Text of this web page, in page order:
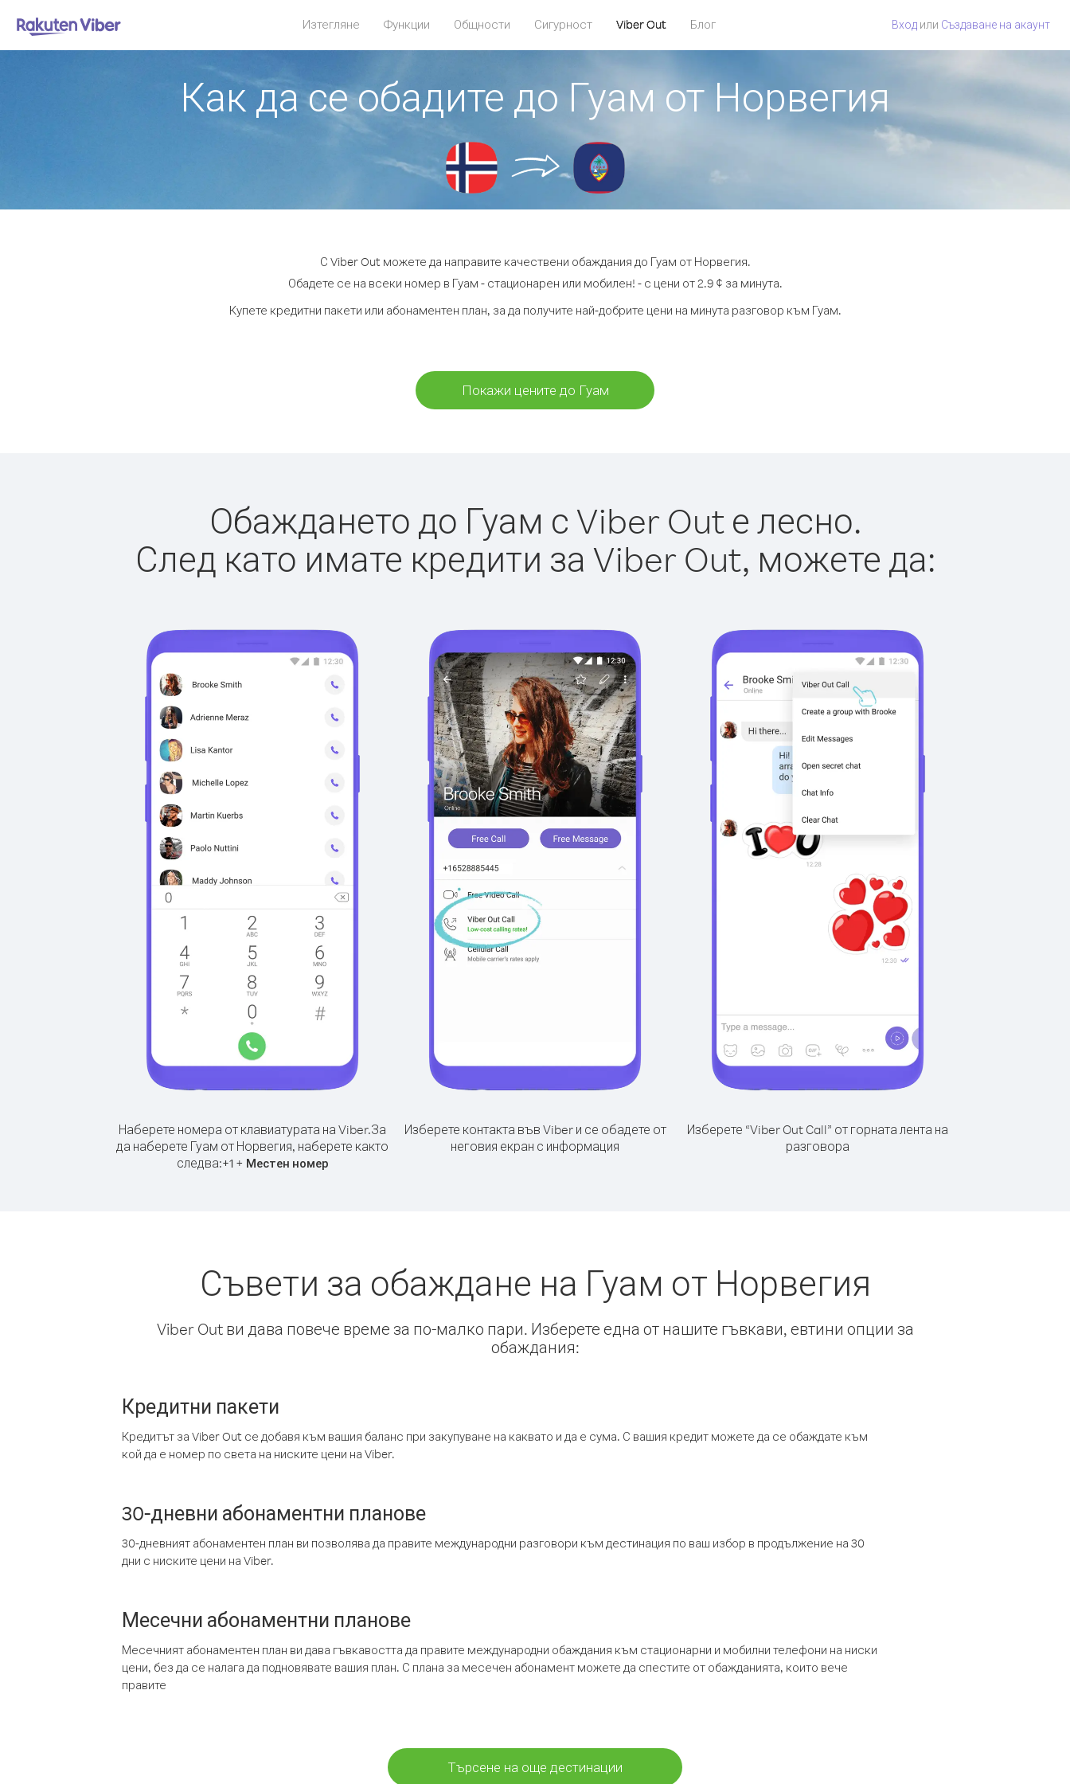
Изтегляне Функции Общности Сигурност Viber Out Блог Вход или Създаване на акаунт
Как да се обадите до Гуам от Норвегия
С Viber Out можете да направите качествени обаждания до Гуам от Норвегия.
Обадете се на всеки номер в Гуам - стационарен или мобилен! - с цени от 2.9 ¢ за минута.
Купете кредитни пакети или абонаментен план, за да получите най-добрите цени на минута разговор към Гуам.
Покажи цените до Гуам
Обаждането до Гуам с Viber Out е лесно.
След като имате кредити за Viber Out, можете да:
Наберете номера от клавиатурата на Viber.За
да наберете Гуам от Норвегия, наберете както
следва:+1+ Местен номер
Изберете контакта във Viber и се обадете от
неговия екран с информация
Изберете “Viber Out Call” от горната лента на
разговора
Съвети за обаждане на Гуам от Норвегия
Viber Out ви дава повече време за по-малко пари. Изберете една от нашите гъвкави, евтини опции за
обаждания:
Кредитни пакети
Кредитът за Viber Out се добавя към вашия баланс при закупуване на каквато и да е сума. С вашия кредит можете да се обаждате към
кой да е номер по света на ниските цени на Viber.
30-дневни абонаментни планове
30-дневният абонаментен план ви позволява да правите международни разговори към дестинация по ваш избор в продължение на 30
дни с ниските цени на Viber.
Месечни абонаментни планове
Месечният абонаментен план ви дава гъвкавостта да правите международни обаждания към стационарни и мобилни телефони на ниски
цени, без да се налага да подновявате вашия план. С плана за месечен абонамент можете да спестите от обажданията, които вече
правите
Търсене на още дестинации